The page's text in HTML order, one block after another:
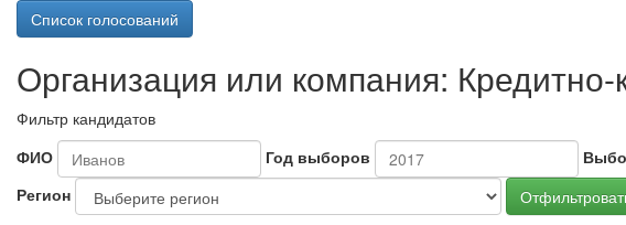
Список голосований
Организация или компания:
Фильтр кандидатов
ФИО
Год выборов
Регион